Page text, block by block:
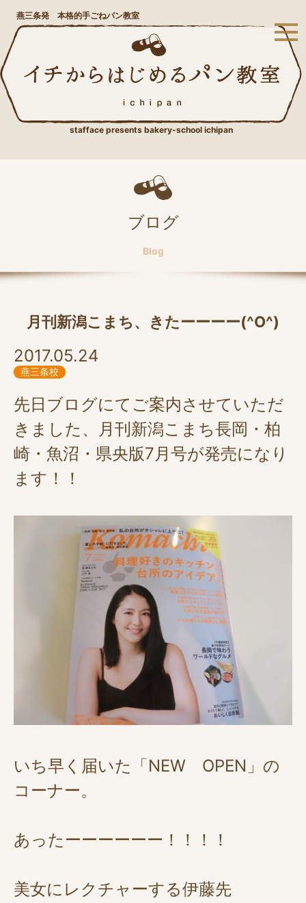
燕三条発 本格的手ごねパン教室
stafface presents bakery-school ichipan
ブログ
Blog
月刊新潟こまち、きたーーーー(^O^)
2017.05.24
燕三条校
先日ブログにてご案内させていただ
きました、月刊新潟こまち長岡・柏
崎・魚沼・県央版7月号が発売になり
ます！！
いち早く届いた「NEW OPEN」の
コーナー。
あったーーーーーー！！！！
美女にレクチャーする伊藤先